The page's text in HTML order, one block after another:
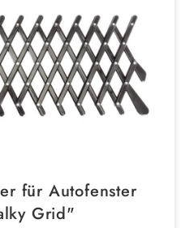
für Autofenster
Grid"